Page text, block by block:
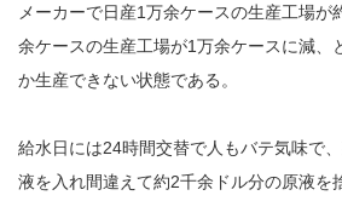
メーカーで日産1万余ケースの生産工場が
余ケースの生産工場が1万余ケースに減、
か生産できない状態である。
給水日には24時間交替で人もバテ気味で
液を入れ間違えて約2千余ドル分の原液を